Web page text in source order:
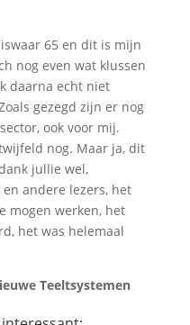
65 en dit is mijn
nog even wat klussen
daarna echt niet
gezegd zijn er nog
ook voor mij.
nog. Maar ja, dit
jullie wel,
andere lezers, het
mogen werken, het
het was helemaal
Teeltsystemen